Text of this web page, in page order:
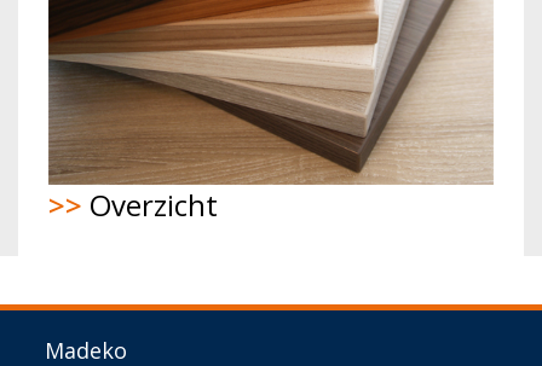
>> Overzicht
Madeko